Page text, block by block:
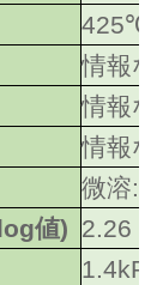
425℃
情報
情報
情報
微溶:
値) 2.26